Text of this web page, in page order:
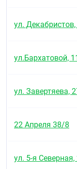
системы
анемии и
синтезе
необходима
улучшает
фосфора в
усвоение,
его
повышается
Играет
системы,
ул.
ул.Бархатовой,
ул. Завертяева,
22 Апреля 38/8
ул. 5-я Северная,